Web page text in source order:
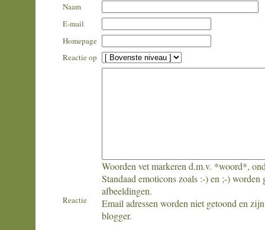
Naam
E-mail
Homepage
Reactie op
Reactie
Woorden vet markeren d.m.v. *woord*,
Standaad emoticons zoals :-) en ;-) worden
afbeeldingen.
Email adressen worden niet getoond en
blogger.